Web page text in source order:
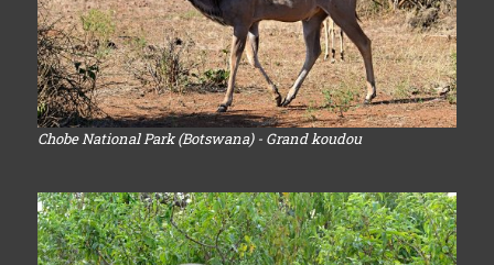
Chobe National Park (Botswana) - Grand koudou